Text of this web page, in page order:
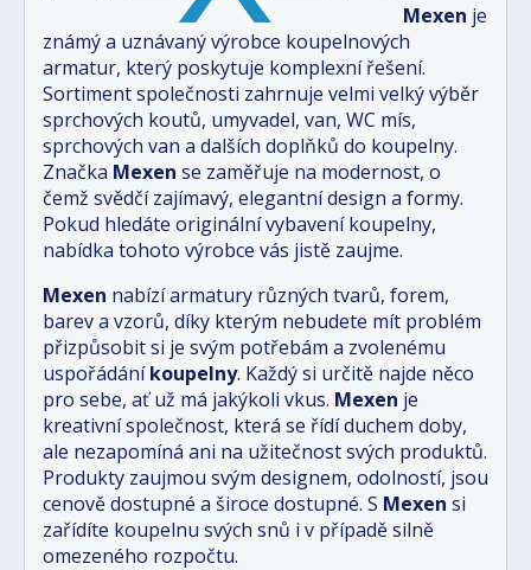
Mexen je
známý a uznávaný výrobce koupelnových
armatur, který poskytuje komplexní řešení.
Sortiment společnosti zahrnuje velmi velký výběr
sprchových koutů, umyvadel, van, WC mís,
sprchových van a dalších doplňků do koupelny.
Značka Mexen se zaměřuje na modernost, o
čemž svědčí zajímavý, elegantní design a formy.
Pokud hledáte originální vybavení koupelny,
nabídka tohoto výrobce vás jistě zaujme.
Mexen nabízí armatury různých tvarů, forem,
barev a vzorů, díky kterým nebudete mít problém
přizpůsobit si je svým potřebám a zvolenému
uspořádáníkoupelny. Každý si určitě najde něco
pro sebe, ať už má jakýkoli vkus. Mexen je
kreativní společnost, která se řídí duchem doby,
ale nezapomíná ani na užitečnost svých produktů.
Produkty zaujmou svým designem, odolností, jsou
cenově dostupné a široce dostupné. S Mexen si
zařídíte koupelnu svých snů i v případě silně
omezeného rozpočtu.